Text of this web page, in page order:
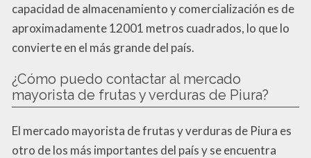
capacidad de almacenamiento y comercialización es de
aproximadamente 12001 metros cuadrados, lo que lo
convierte en el más grande del país.
¿Cómo puedo contactar al mercado
mayorista de frutas y verduras de Piura?
El mercado mayorista de frutas y verduras de Piura es
otro de los más importantes del país y se encuentra